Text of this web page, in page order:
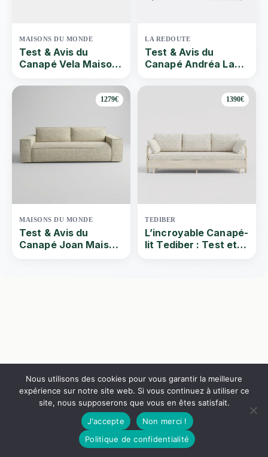
Voir le canapé
MAISONS DU MONDE
Test & Avis du
Canapé Vela Maison
ce Canapé droit
convertible 3 places
Par Quel-canape |
2024
LA REDOUTE
Test & Avis du
Canapé Andréa La
ce Canapé droit 2 ou
3 places en tissu
1279€
MAISONS DU MONDE
Test & Avis du
Canapé Joan Maison
1390€
TEDIBER
L’incroyable Canapé-
lit Tediber : Test et
Nous utilisons des cookies pour vous garantir la meilleure
expérience sur notre site web. Si vous continuez à utiliser ce
site, nous supposerons que vous en êtes satisfait.
J'accepte
Non merci !
Politique de confidentialité